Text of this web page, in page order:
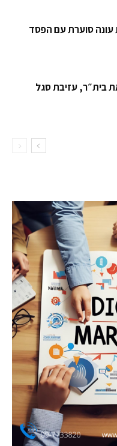
עונה סוערת עם הפסד
בית״ר, עזיבת סגל